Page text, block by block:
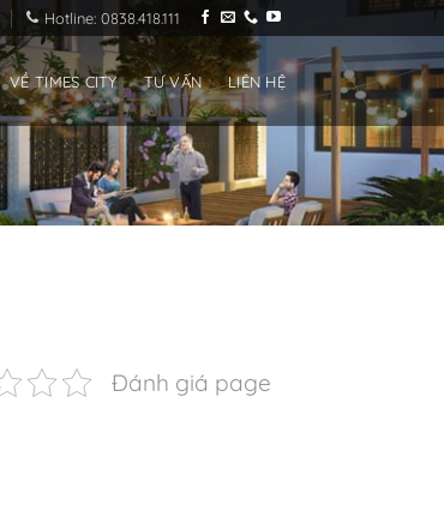
Hotline: 0838.418.111
VỀ TIMES CITY TƯ VẤN LIÊN HỆ
Đánh giá page